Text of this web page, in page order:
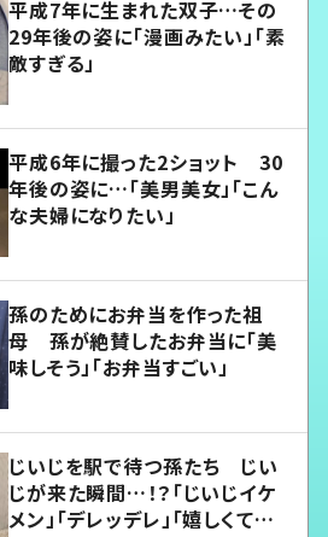
平成7年に生まれた双子…その
29年後の姿に「漫画みたい」「素
敵すぎる」
平成6年に撮った2ショット 30
年後の姿に…「美男美女」「こん
な夫婦になりたい」
孫のためにお弁当を作った祖
母 孫が絶賛したお弁当に「美
味しそう」「お弁当すごい」
じいじを駅で待つ孫たち じい
じが来た瞬間…！？「じいじイケ
メン」「デレッデレ」「嬉しくて可